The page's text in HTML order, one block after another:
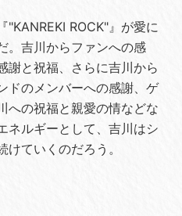
"KANREKI ROCK"』が愛に
。吉川からファンへの感
謝と祝福、さらに吉川から
ドのメンバーへの感謝、ゲ
への祝福と親愛の情などな
ネルギーとして、吉川はシ
ていくのだろう。